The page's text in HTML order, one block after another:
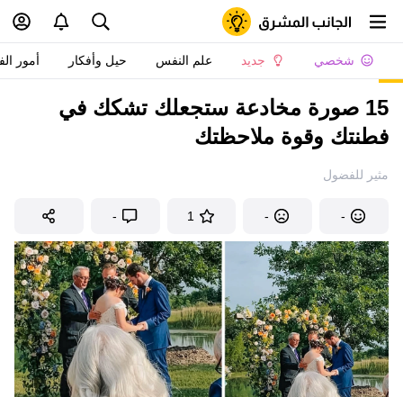
شخصي جديد علم النفس حيل وأفكار أمور
15 صورة مخادعة ستجعلك تشكك في
فطنتك وقوة ملاحظتك
مثير للفضول
-
-
1
-